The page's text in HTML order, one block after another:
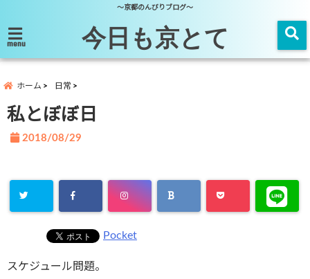
～京都のんびりブログ～
menu 今日も京とて
ホーム 日常
私とぼぼ日
2018/08/29
Pocket
スケジュール問題。